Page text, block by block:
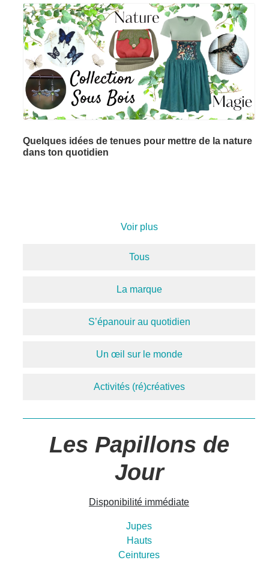
Quelques idées de tenues pour mettre de la nature
dans ton quotidien
Voir plus
Tous
La marque
S’épanouir au quotidien
Un œil sur le monde
Activités (ré)créatives
Les Papillons de
Jour
Disponibilité immédiate
Jupes
Hauts
Ceintures